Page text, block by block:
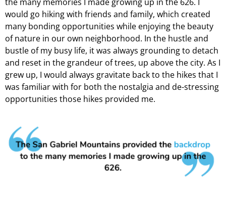
would go hiking with friends and family, which created
many bonding opportunities while enjoying the beauty
of nature in our own neighborhood. In the hustle and
bustle of my busy life, it was always grounding to detach
and reset in the grandeur of trees, up above the city. As I
grew up, I would always gravitate back to the hikes that I
was familiar with for both the nostalgia and de-stressing
opportunities those hikes provided me.